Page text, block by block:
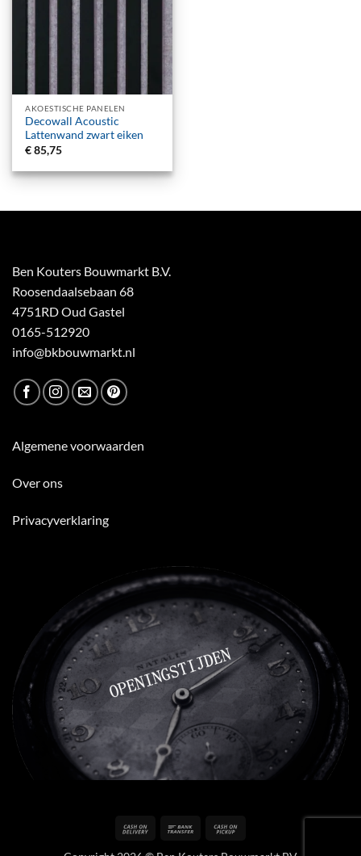
AKOESTISCHE PANELEN
Decowall Acoustic
Lattenwand zwart eiken
€85,75
Ben Kouters Bouwmarkt B.V.
Roosendaalsebaan 68
4751RD Oud Gastel
0165-512920
info@bkbouwmarkt.nl
Algemene voorwaarden
Over ons
Privacyverklaring
Cash
Bank